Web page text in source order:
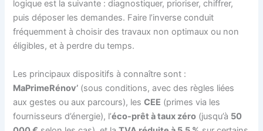
logique est la suivante : diagnostiquer, prioriser, chiffrer,
puis déposer les demandes. Faire l’inverse conduit
fréquemment à choisir des travaux non optimaux ou non
éligibles, et à perdre du temps.
Les principaux dispositifs à connaître sont :
MaPrimeRénov’ (sous conditions, avec des règles liées
aux gestes ou aux parcours), lesCEE (primes via les
fournisseurs d’énergie), l’éco-prêt à taux zéro (jusqu’à 50